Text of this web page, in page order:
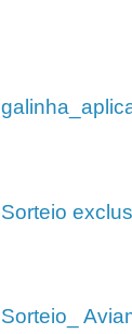
Sorteio
Sorteio_